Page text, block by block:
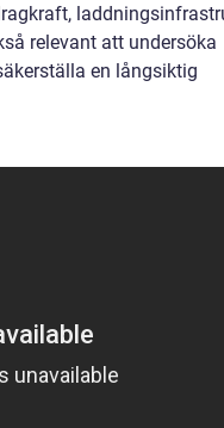
relevant att undersöka
en långsiktig